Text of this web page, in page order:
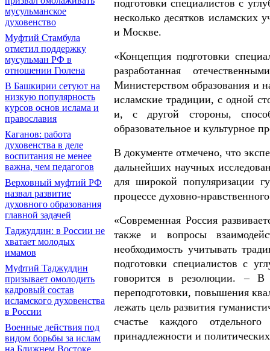
мусульманское
духовенство
Муфтий Стамбула
отметил поддержку
мусульман РФ в
отношении Гюлена
В Башкирии сетуют на
низкую популярность
курсов основ ислама и
православия
Каганов: работа
духовенства в деле
воспитания не менее
важна, чем педагогов
Верховный муфтий РФ
назвал развитие
духовного образования
главной задачей
Таджуддин: в России не
хватает молодых
имамов
Муфтий Таджуддин
призывает омолодить
кадровый состав
исламского духовенства
в России
Военные действия под
видом борьбы за ислам
на Ближнем Востоке
подготовки специалистов с
несколько десятков исламских
и Москве.
«Концепция подготовки
разработанная
Министерством образования и
исламские традиции, с одной
и, с другой стороны,
образовательное и культурное
В документе отмечено, что
дальнейших научных
для широкой популяризации
процессе духовно-
«Современная Россия
также и вопросы
необходимость учитывать
подготовки специалистов с
говорится в резолюции. – В
переподготовки, повышения
лежать цель развития
счастье каждого
принадлежности и